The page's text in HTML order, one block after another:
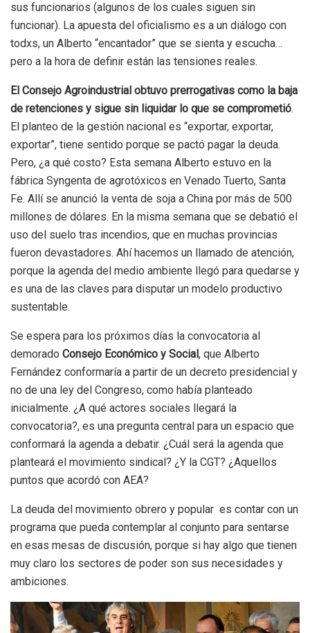
sus funcionarios (algunos de los cuales siguen sin
funcionar). La apuesta del oficialismo es a un diálogo con
todxs, un Alberto “encantador” que se sienta y escucha…
pero a la hora de definir están las tensiones reales.
El Consejo Agroindustrial obtuvo prerrogativas como la baja
de retenciones y sigue sin liquidar lo que se comprometió.
El planteo de la gestión nacional es “exportar, exportar,
exportar”, tiene sentido porque se pactó pagar la deuda.
Pero, ¿a qué costo? Esta semana Alberto estuvo en la
fábrica Syngenta de agrotóxicos en Venado Tuerto, Santa
Fe. Allí se anunció la venta de soja a China por más de 500
millones de dólares. En la misma semana que se debatió el
uso del suelo tras incendios, que en muchas provincias
fueron devastadores. Ahí hacemos un llamado de atención,
porque la agenda del medio ambiente llegó para quedarse y
es una de las claves para disputar un modelo productivo
sustentable.
Se espera para los próximos días la convocatoria al
demorado Consejo Económico y Social, que Alberto
Fernández conformaría a partir de un decreto presidencial y
no de una ley del Congreso, como había planteado
inicialmente. ¿A qué actores sociales llegará la
convocatoria?, es una pregunta central para un espacio que
conformará la agenda a debatir. ¿Cuál será la agenda que
planteará el movimiento sindical? ¿Y la CGT? ¿Aquellos
puntos que acordó con AEA?
La deuda del movimiento obrero y popular es contar con un
programa que pueda contemplar al conjunto para sentarse
en esas mesas de discusión, porque si hay algo que tienen
muy claro los sectores de poder son sus necesidades y
ambiciones.